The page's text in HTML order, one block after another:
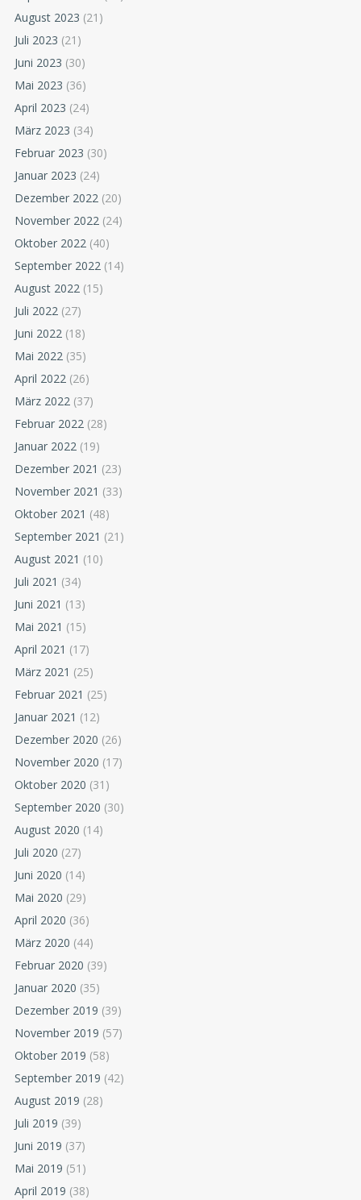
August 2023 (21)
Juli 2023 (21)
Juni 2023 (30)
Mai 2023 (36)
April 2023 (24)
März 2023 (34)
Februar 2023 (30)
Januar 2023 (24)
Dezember 2022 (20)
November 2022 (24)
Oktober 2022 (40)
September 2022 (14)
August 2022 (15)
Juli 2022 (27)
Juni 2022 (18)
Mai 2022 (35)
April 2022 (26)
März 2022 (37)
Februar 2022 (28)
Januar 2022 (19)
Dezember 2021 (23)
November 2021 (33)
Oktober 2021 (48)
September 2021 (21)
August 2021 (10)
Juli 2021 (34)
Juni 2021 (13)
Mai 2021 (15)
April 2021 (17)
März 2021 (25)
Februar 2021 (25)
Januar 2021 (12)
Dezember 2020 (26)
November 2020 (17)
Oktober 2020 (31)
September 2020 (30)
August 2020 (14)
Juli 2020 (27)
Juni 2020 (14)
Mai 2020 (29)
April 2020 (36)
März 2020 (44)
Februar 2020 (39)
Januar 2020 (35)
Dezember 2019 (39)
November 2019 (57)
Oktober 2019 (58)
September 2019 (42)
August 2019 (28)
Juli 2019 (39)
Juni 2019 (37)
Mai 2019 (51)
April 2019 (38)